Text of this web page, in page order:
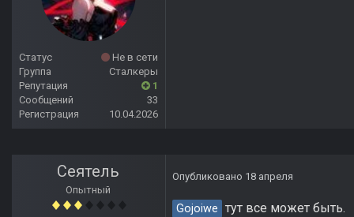
Статус
Не в сети
Группа
Сталкеры
Репутация
1
Сообщений
33
Регистрация
10.04.2026
Сеятель
Опытный
Опубликовано 18 апреля
Gojoiwe тут все может быть.